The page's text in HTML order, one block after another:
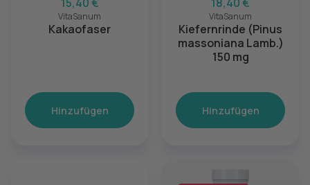
VitaSanum
Kakaofaser
Hinzufügen
VitaSanum
Kiefernrinde (Pinus
massoniana Lamb.)
150 mg
Hinzufügen